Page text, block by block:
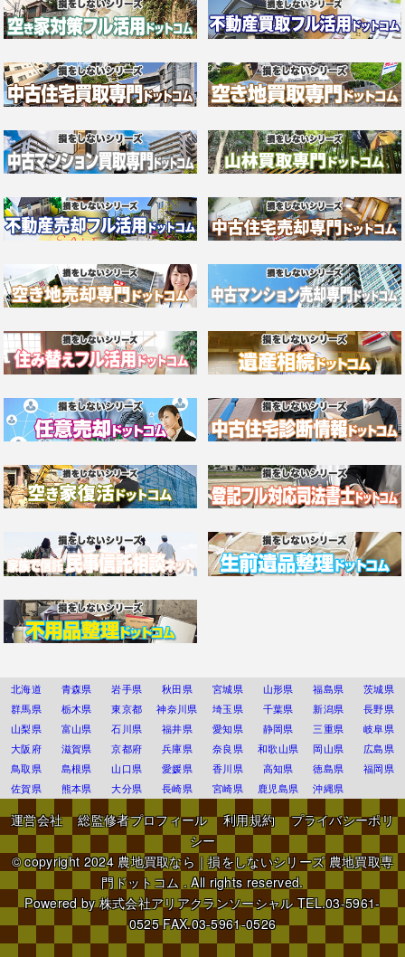
北海道 青森県 岩手県 秋田県 宮城県 山形県 福島県
茨城県
群馬県
栃木県 東京都 神奈川県 埼玉県 千葉県 新潟県
長野県
山梨県
富山県 石川県 福井県 愛知県 静岡県 三重県
岐阜県
大阪府
滋賀県 京都府 兵庫県 奈良県 和歌山県 岡山県
広島県
鳥取県
島根県 山口県 愛媛県 香川県 高知県 徳島県
福岡県
佐賀県
熊本県 大分県 長崎県 宮崎県 鹿児島県 沖縄県
運営会社 総監修者プロフィール 利用規約
プライバシーポリ
シー
© copyright 2024農地買取なら｜損をしないシリーズ 農地買取専
門ドットコム . All rights reserved.
Powered by株式会社アリアクランソーシャルTEL.03-5961-
0525 FAX.03-5961-0526